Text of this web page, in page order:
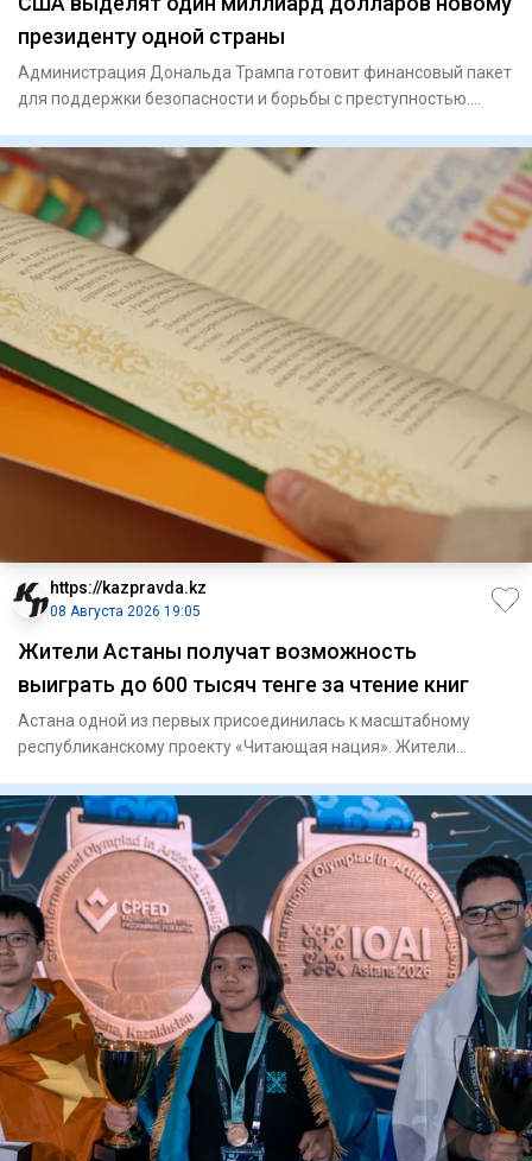
президенту одной страны
Администрация Дональда Трампа готовит финансовый пакет
для поддержки безопасности и борьбы с преступностью.
https://kazpravda.kz
08 Августа 2026 19:05
Жители Астаны получат возможность
выиграть до 600 тысяч тенге за чтение книг
Астана одной из первых присоединилась к масштабному
республиканскому проекту «Читающая нация». Жители